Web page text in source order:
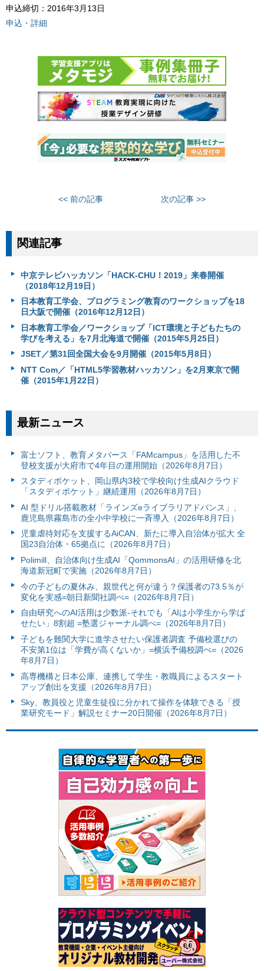
申込締切：2016年3月13日
申込・詳細
<< 前の記事 次の記事 >>
関連記事
中京テレビハッカソン「HACK-CHU！2019」来春開催
（2018年12月19日）
日本教育工学会、プログラミング教育のワークショップを18
日大阪で開催（2016年12月12日）
日本教育工学会／ワークショップ「ICT環境と子どもたちの
学びを考える」を7月北海道で開催（2015年5月25日）
JSET／第31回全国大会を9月開催（2015年5月8日）
NTT Com／「HTML5学習教材ハッカソン」を2月東京で開
催（2015年1月22日）
最新ニュース
富⼠ソフト、教育メタバース「FAMcampus」を活用した不
登校支援が大府市で4年目の運用開始（2026年8月7日）
スタディポケット、岡山県内3校で学校向け生成AIクラウド
「スタディポケット」継続運用（2026年8月7日）
AI 型ドリル搭載教材「ラインズeライブラリアドバンス」、
鹿児島県霧島市の全小中学校に一斉導入（2026年8月7日）
児童虐待対応を支援するAiCAN、新たに導入自治体が拡大 全
国23自治体・65拠点に（2026年8月7日）
Polimill、自治体向け生成AI「QommonsAI」の活用研修を北
海道新冠町で実施（2026年8月7日）
今の子どもの夏休み、親世代と何が違う？保護者の73.5％が
変化を実感=朝日新聞社調べ=（2026年8月7日）
自由研究へのAI活用は少数派-それでも「AIは小学生から学ば
せたい」8割超 =塾選ジャーナル調べ=（2026年8月7日）
子どもを難関大学に進学させたい保護者調査 予備校選びの
不安第1位は「学費が高くないか」=横浜予備校調べ=（2026
年8月7日）
高専機構と日本公庫、連携して学生・教職員によるスタート
アップ創出を支援（2026年8月7日）
Sky、教員役と児童生徒役に分かれて操作を体験できる「授
業研究モード」解説セミナー20日開催（2026年8月7日）